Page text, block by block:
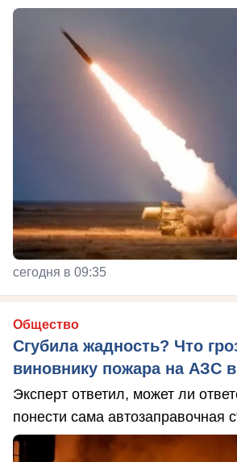
сегодня в 09:35
Общество
Сгубила жадность? Что
виновнику пожара на АЗС
Эксперт ответил, может ли
понести сама автозаправочная